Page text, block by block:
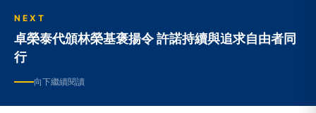
NEXT
卓榮泰代頒林榮基褒揚令 許諾持續與追求自由者同
行
向下繼續閱讀